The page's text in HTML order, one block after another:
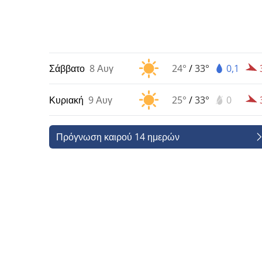
Σάββατο 8 Αυγ 24° /33° 0,1
Κυριακή 9 Αυγ 25° /33° 0
Πρόγνωση καιρού 14 ημερών